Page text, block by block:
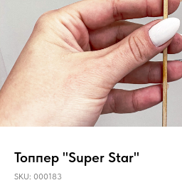
Топпер "Super Star"
SKU: 000183